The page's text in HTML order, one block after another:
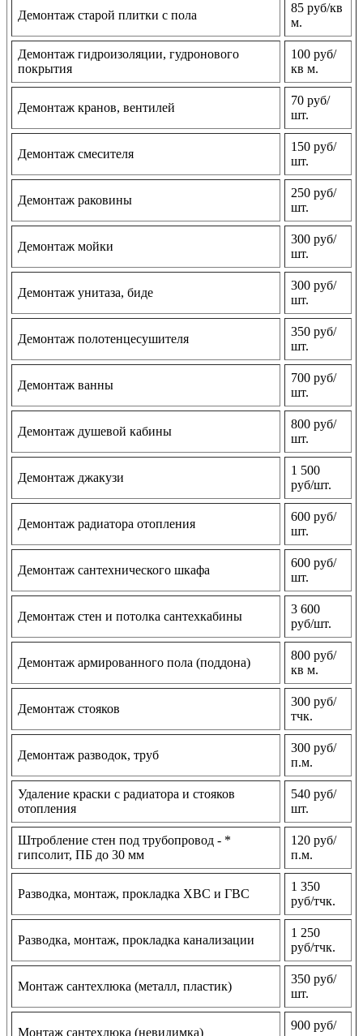
Демонтаж старой плитки с пола
85 руб/кв
м.
Демонтаж гидроизоляции, гудронового
покрытия
100 руб/
кв м.
Демонтаж кранов, вентилей
70 руб/
шт.
Демонтаж смесителя
150 руб/
шт.
Демонтаж раковины
250 руб/
шт.
Демонтаж мойки
300 руб/
шт.
Демонтаж унитаза, биде
300 руб/
шт.
Демонтаж полотенцесушителя
350 руб/
шт.
Демонтаж ванны
700 руб/
шт.
Демонтаж душевой кабины
800 руб/
шт.
Демонтаж джакузи
1 500
руб/шт.
Демонтаж радиатора отопления
600 руб/
шт.
Демонтаж сантехнического шкафа
600 руб/
шт.
Демонтаж стен и потолка сантехкабины
3 600
руб/шт.
Демонтаж армированного пола (поддона)
800 руб/
кв м.
Демонтаж стояков
300 руб/
тчк.
Демонтаж разводок, труб
300 руб/
п.м.
Удаление краски с радиатора и стояков
отопления
540 руб/
шт.
Штробление стен под трубопровод - *
гипсолит, ПБ до 30 мм
120 руб/
п.м.
Разводка, монтаж, прокладка ХВС и ГВС
1 350
руб/тчк.
Разводка, монтаж, прокладка канализации
1 250
руб/тчк.
Монтаж сантехлюка (металл, пластик)
350 руб/
шт.
Монтаж сантехлюка (невидимка)
900 руб/